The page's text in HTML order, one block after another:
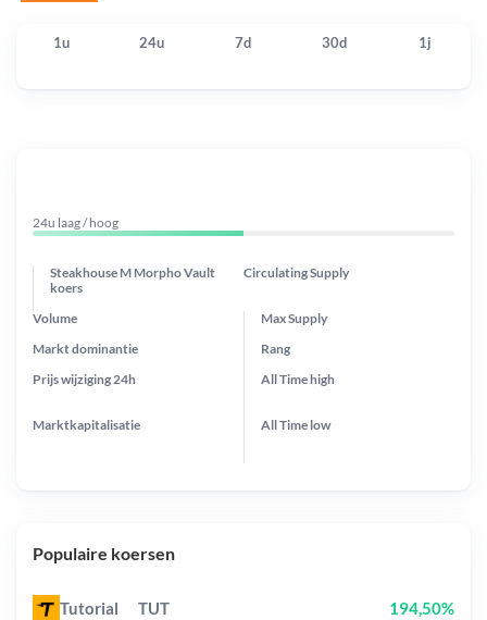
1u 24u 7d 30d 1j
24u laag / hoog
Steakhouse M Morpho Vault
koers
Circulating Supply
Prijs wijziging 24h
Max Supply
Markt dominantie
Marktkapitalisatie
Volume
Rang
All Timehigh
All Time low
Populaire koersen
Tutorial TUT 194,50%